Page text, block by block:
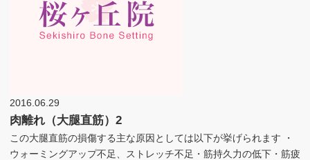
2016.06.29
肉離れ（大腿直筋）2
この大腿直筋の損傷する主な原因としては以下が挙げられます ・
ウォーミングアップ不足、ストレッチ不足・筋持久力の低下・筋疲